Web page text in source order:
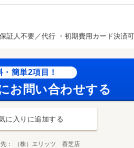
証人不要／代行 ・初期費用カード決済
・簡単2項目！
お問い合わせする
に入りに追加する
（株）エリッツ 香芝店